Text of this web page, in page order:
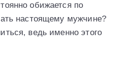
обижается по
настоящему мужчине?
ведь именно этого